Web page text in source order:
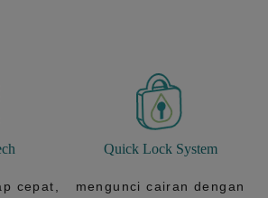
cepat,
Quick Lock System
mengunci cairan dengan